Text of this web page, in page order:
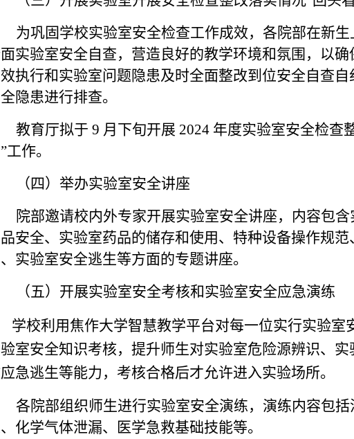
为巩固 学校实验室安全检查工作成效， 各院部在新
实验室安全自查，营造良好的教学环境和氛围，
以确
执行和实验室问题隐患及时全面整改到位安全自查
隐患进行排查。
教育厅拟于 9 月下旬开展 2024 年度实验室安全检查
工作。
（四）举办实验室安全讲座
院部邀请校内外专家开展实验室安全讲座，内容包含
安全、实验室药品的储存和使用、特种设备操作规
实验室安全逃生等方面的专题讲座。
（五） 开展实验室安全考核和实验室安全应急演练
学校利用焦作大学智慧教学平台对每一位实行实验室
室安全知识考核，提升师生对实验室危险源辨识、
急逃生等能力，考核合格后才允许进入实验场所。
各院部组织师生进行实验室安全演练，演练内容包
化学气体泄漏、医学急救基础技能等。